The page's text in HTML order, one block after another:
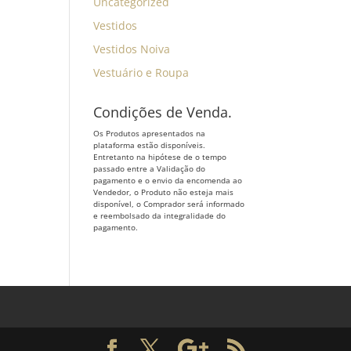
Vestidos
Vestidos Noiva
Vestuário e Roupa
Condições de Venda.
Os Produtos apresentados na
plataforma estão disponíveis.
Entretanto na hipótese de o tempo
passado entre a Validação do
pagamento e o envio da encomenda ao
Vendedor, o Produto não esteja mais
disponível, o Comprador será informado
e reembolsado da integralidade do
pagamento.